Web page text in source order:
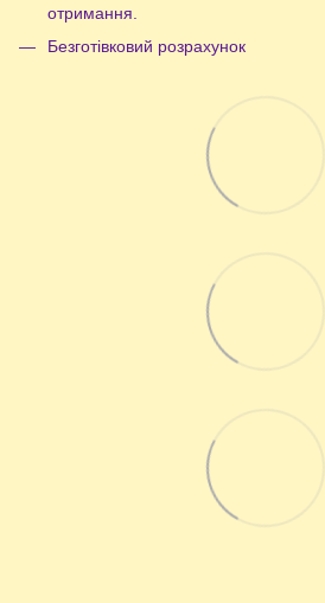
отримання.
Безготівковий розрахунок